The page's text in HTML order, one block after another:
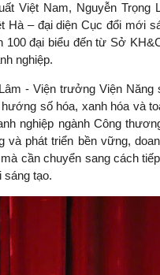
Việt Nam, Nguyễn Trọng
Hà – đại diện Cục đổi mới
đại biểu đến từ Sở
nghiệp.
- Viện trưởng Viện Năng
số hóa, xanh hóa và
nghiệp ngành Công
phát triển bền vững,
cần chuyển sang cách
tạo.